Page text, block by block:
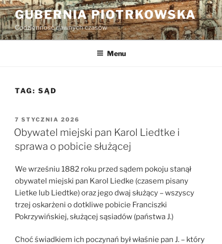
Przejdź
do
treści
GUBERNIA PIOTRKOWSKA
Codzienność dawnych czasów
Menu
TAG: SĄD
OPUBLIKOWANE
W
7 STYCZNIA 2026
Obywatel miejski pan Karol Liedtke i
sprawa o pobicie służącej
We wrześniu 1882 roku przed sądem pokoju stanął
obywatel miejski pan Karol Liedke (czasem pisany
Lietke lub Liedtke) oraz jego dwaj służący – wszyscy
trzej oskarżeni o dotkliwe pobicie Franciszki
Pokrzywińskiej, służącej sąsiadów (państwa J.)
Choć świadkiem ich poczynań był właśnie pan J. – który